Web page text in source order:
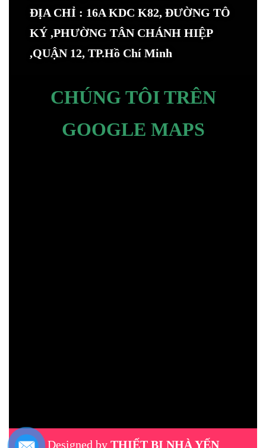
ĐỊA CHỈ : 16A KDC K82, ĐƯỜNG TÔ
KÝ ,PHƯỜNG TÂN CHÁNH HIỆP
,QUẬN 12, TP.Hồ Chí Minh
CHÚNG TÔI TRÊN
GOOGLE MAPS
Designed by THIẾT BỊ NHÀ YẾN